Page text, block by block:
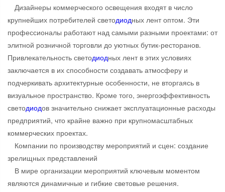
Дизайнеры коммерческого освещения входят в число
крупнейших потребителей светодиодных лент оптом. Эти
профессионалы работают над самыми разными проектами: от
элитной розничной торговли до уютных бутик-ресторанов.
Привлекательность светодиодных лент в этих условиях
заключается в их способности создавать атмосферу и
подчеркивать архитектурные особенности, не вторгаясь в
визуальное пространство. Кроме того, энергоэффективность
светодиодов значительно снижает эксплуатационные расходы
предприятий, что крайне важно при крупномасштабных
коммерческих проектах.
Компании по производству мероприятий и сцен: создание
зрелищных представлений
В мире организации мероприятий ключевым моментом
являются динамичные и гибкие световые решения.